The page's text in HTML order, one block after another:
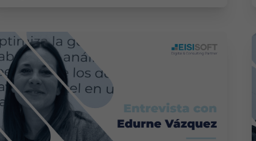
2024-02-13 09:00:00